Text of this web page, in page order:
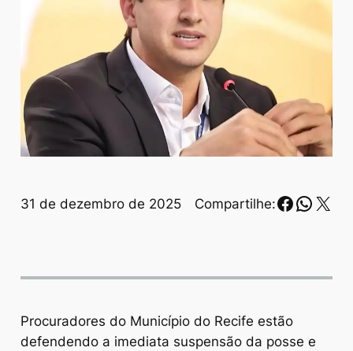
31 de dezembro de 2025 Compartilhe: X
Procuradores do Município do Recife estão
defendendo a imediata suspensão da posse e